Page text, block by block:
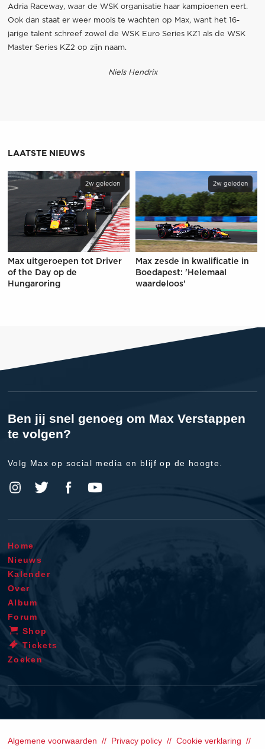
Adria Raceway, waar de WSK organisatie haar kampioenen eert.
Ook dan staat er weer moois te wachten op Max, want het 16-
jarige talent schreef zowel de WSK Euro Series KZ1 als de WSK
Master Series KZ2 op zijn naam.
Niels Hendrix
LAATSTE NIEUWS
2w geleden
Max uitgeroepen tot Driver
of the Day op de
Hungaroring
2w geleden
Max zesde in kwalificatie in
Boedapest: 'Helemaal
waardeloos'
Ben jij snel genoeg om Max Verstappen
te volgen?
Volg Max op social media en blijf op de hoogte.
Home
Nieuws
Kalender
Over
Album
Forum
Shop
Tickets
Zoeken
Algemene voorwaarden Privacy policy Cookie verklaring